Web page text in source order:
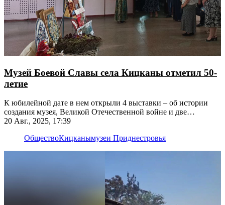
Музей Боевой Славы села Кицканы отметил 50-
летие
К юбилейной дате в нем открыли 4 выставки – об истории
создания музея, Великой Отечественной войне и две
экспозиции творческих работ местных жителей
20 Авг., 2025, 17:39
ОбществоКицканымузеи Приднестровья